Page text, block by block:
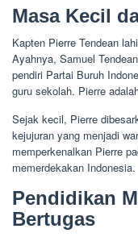
Masa Kecil
Kapten Pierre Tendean
Ayahnya, Samuel
pendiri Partai Buruh
guru sekolah. Pierre
Sejak kecil, Pierre
kejujuran yang menjadi
memperkenalkan Pierre
memerdekakan Indonesia.
Pendidikan
Bertugas